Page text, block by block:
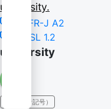
university.
CEFR-J A2
NGSL 1.2
university
IPA（発音記号）